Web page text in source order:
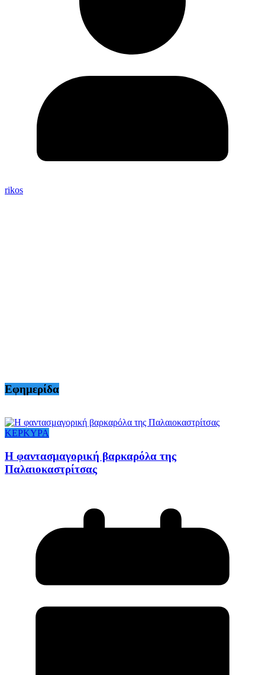
rikos
Εφημερίδα
ΚΕΡΚΥΡΑ
Η φαντασμαγορική βαρκαρόλα της
Παλαιοκαστρίτσας